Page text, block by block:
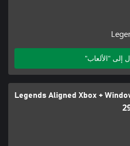
إلى "الألعاب"
Legends Aligned Xbox +